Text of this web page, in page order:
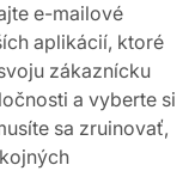
e-mailové
aplikácií, ktoré
zákaznícku
a vyberte si
sa zruinovať,